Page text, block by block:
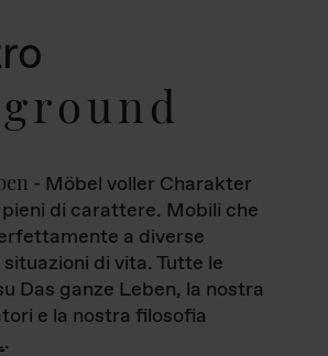
- Möbel voller Charakter
di carattere. Mobili che
a diverse
di vita. Tutte le
Das ganze Leben, la nostra
e la nostra filosofia
.